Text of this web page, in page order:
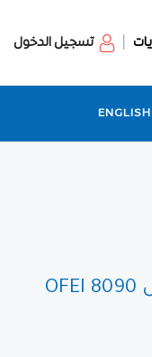
تسجيل الدخول
ENGLISH